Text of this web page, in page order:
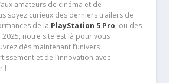
amateurs de cinéma et de
soyez curieux des derniers trailers de
de la PlayStation 5 Pro, ou des
notre site est là pour vous
dès maintenant l’univers
et de l’innovation avec
!